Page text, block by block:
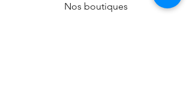
Nos boutiques